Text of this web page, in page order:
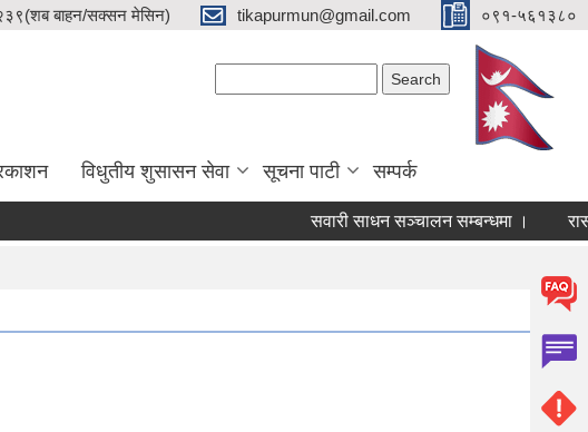
बाहन/सक्सन मेसिन) tikapurmun@gmail.com ०९१-५६१३८०
विधुतीय शुसासन सेवा सूचना पाटी सम्पर्क
सवारी साधन सञ्चालन सम्बन्धमा ।